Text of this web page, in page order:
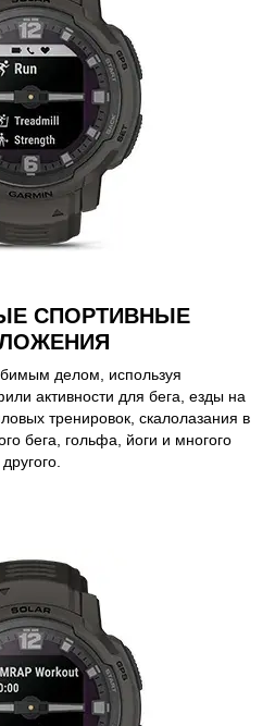
СПОРТИВНЫЕ
делом, используя
активности для бега, езды на
тренировок, скалолазания в
бега, гольфа, йоги и многого
другого.